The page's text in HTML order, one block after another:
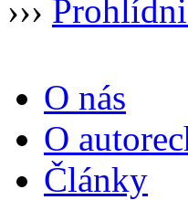
›››
O nás
O
Články